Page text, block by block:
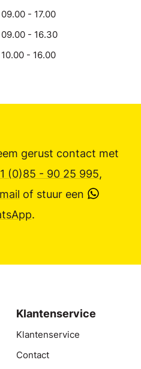
09.00 - 17.00
09.00 - 16.30
10.00 - 16.00
gerust contact met
(0)85 - 90 25 995,
of stuur een
.
Klantenservice
Klantenservice
Contact